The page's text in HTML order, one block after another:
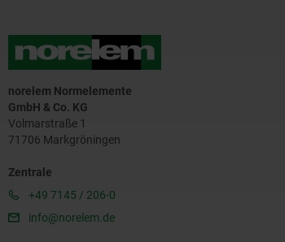
norelem Normelemente
GmbH & Co. KG
Volmarstraße 1
71706 Markgröningen
Zentrale
+49 7145 / 206-0
info@norelem.de